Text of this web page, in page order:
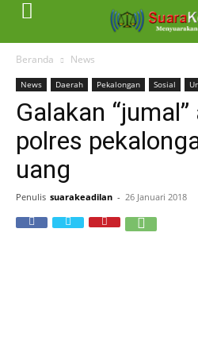
Beranda News
News Daerah Pekalongan Sosial
Galakan
polres
uang
Penulis suarakeadilan - 26 Januari 2018